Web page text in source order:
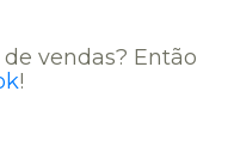
vendas? Então
!